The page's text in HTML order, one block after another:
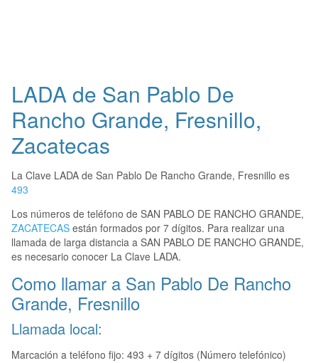
LADA de San Pablo De
Rancho Grande, Fresnillo,
Zacatecas
La Clave LADA de San Pablo De Rancho Grande, Fresnillo es
493
Los números de teléfono de SAN PABLO DE RANCHO GRANDE,
ZACATECAS están formados por 7 dígitos. Para realizar una
llamada de larga distancia a SAN PABLO DE RANCHO GRANDE,
es necesario conocer La Clave LADA.
Como llamar a San Pablo De Rancho
Grande, Fresnillo
Llamada local:
Marcación a teléfono fijo: 493 + 7 dígitos (Número telefónico)